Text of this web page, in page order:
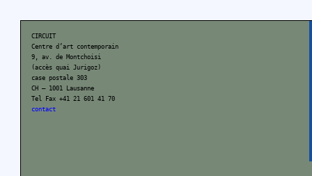
CIRCUIT
Centre d’art contemporain
9, av. de Montchoisi
(accès quai Jurigoz)
case postale 303
CH – 1001 Lausanne
Tel Fax +41 21 601 41 70
contact